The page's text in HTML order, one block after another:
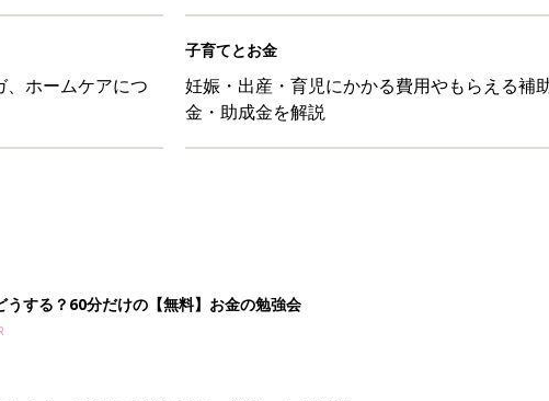
んな人 365日のお誕生日占い【鏡リュウジ監修】
必至」「機能面も◎」SNSで超話題！夏必須のラッシュガード5選